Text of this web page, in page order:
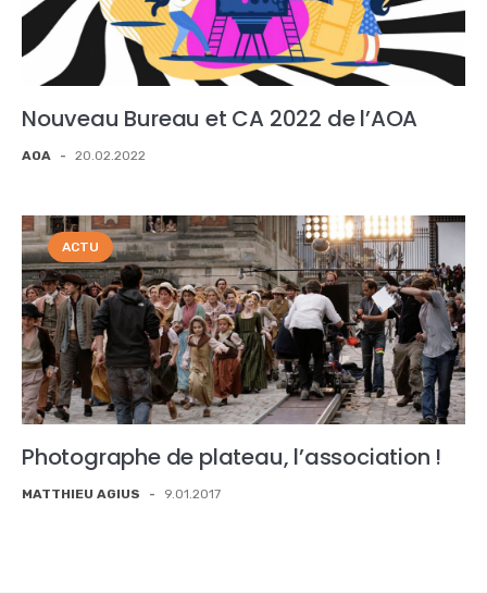
Nouveau Bureau et CA 2022 de l’AOA
AOA - 20.02.2022
ACTU
Photographe de plateau, l’association !
MATTHIEU AGIUS - 9.01.2017